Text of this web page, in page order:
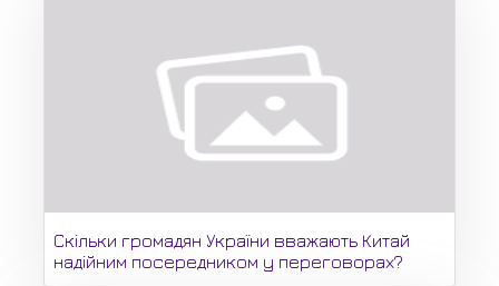
Скільки громадян України вважають Китай
надійним посередником у переговорах?